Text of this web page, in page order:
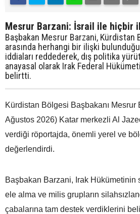
Mesrur Barzani: İsrail ile hiçbir
Başbakan Mesrur Barzani, Kürdistan
arasında herhangi bir ilişki
iddiaları reddederek, dış politika
anayasal olarak Irak Federal
belirtti.
Kürdistan Bölgesi Başbakanı Mesrur
Ağustos 2026) Katar merkezli Al
verdiği röportajda, önemli yerel ve
değerlendirdi.
Başbakan Barzani, Irak Hükümetinin
ele alma ve milis grupların
çabalarına tam destek verdiklerini